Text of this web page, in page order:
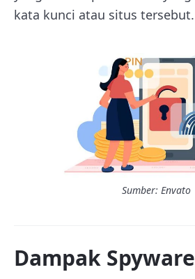
kata kunci atau situs tersebut.
Sumber: Envato
Dampak Spyware